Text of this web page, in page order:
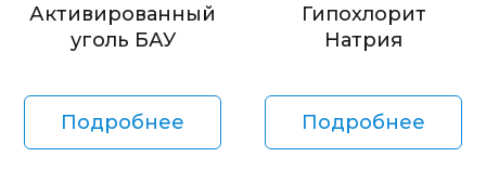
Активированный
уголь БАУ
Подробнее
Гипохлорит
Натрия
Подробнее